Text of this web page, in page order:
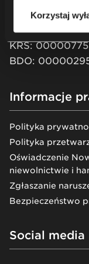
Korzystaj
XII Wydział
Kapitał
KRS:
BDO:
Informacje
Polityka
Polityka
Oświadczenie
niewolnictwie i
Zgłaszanie
Bezpieczeństwo
Social media